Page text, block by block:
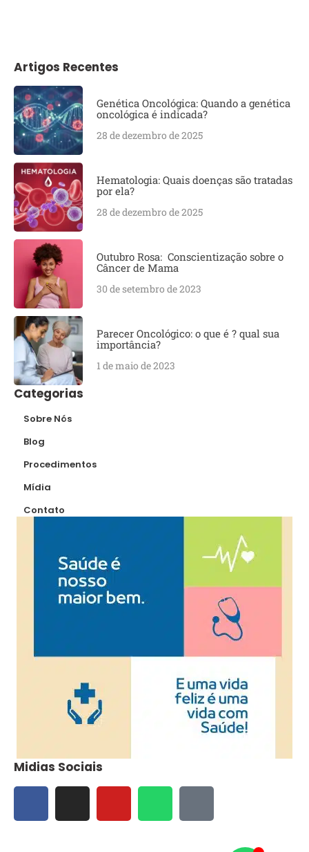
Artigos Recentes
Genética Oncológica: Quando a genética
oncológica é indicada?
28 de dezembro de 2025
Hematologia: Quais doenças são tratadas
por ela?
28 de dezembro de 2025
Outubro Rosa: Conscientização sobre o
Câncer de Mama
30 de setembro de 2023
Parecer Oncológico: o que é ? qual sua
importância?
1 de maio de 2023
Categorias
Sobre Nós
Blog
Procedimentos
Mídia
Contato
Midias Sociais